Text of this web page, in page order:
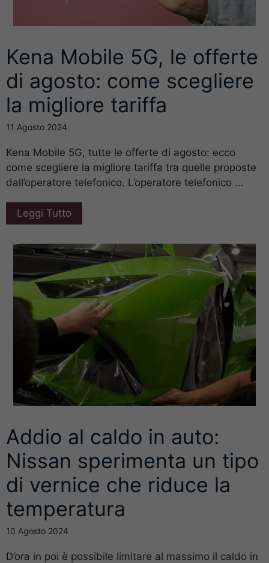
Kena Mobile 5G, le offerte
di agosto: come scegliere
la migliore tariffa
11 Agosto 2024
Kena Mobile 5G, tutte le offerte di agosto: ecco
come scegliere la migliore tariffa tra quelle proposte
dall’operatore telefonico. L’operatore telefonico ...
Leggi Tutto
Addio al caldo in auto:
Nissan sperimenta un tipo
di vernice che riduce la
temperatura
10 Agosto 2024
D’ora in poi è possibile limitare al massimo il caldo in